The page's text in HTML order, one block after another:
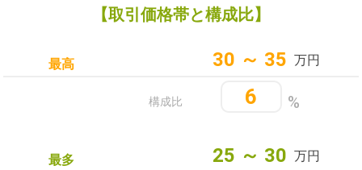
【取引価格帯と構成比】
最高 30 ～ 35 万円
%
6
構成比
最多 25 ～ 30 万円